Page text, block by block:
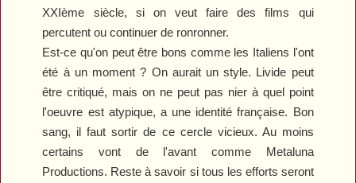
XXIème siècle, si on veut faire des films qui
percutent ou continuer de ronronner.
Est-ce qu'on peut être bons comme les Italiens l'ont
été à un moment ? On aurait un style. Livide peut
être critiqué, mais on ne peut pas nier à quel point
l'oeuvre est atypique, a une identité française. Bon
sang, il faut sortir de ce cercle vicieux. Au moins
certains vont de l'avant comme Metaluna
Productions. Reste à savoir si tous les efforts seront